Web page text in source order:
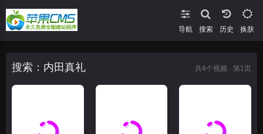
导航 搜索 换肤
搜索：内田真礼 共4个视频 · 第1页